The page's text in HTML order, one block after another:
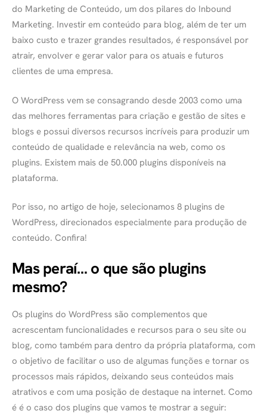
do Marketing de Conteúdo, um dos pilares do Inbound
Marketing. Investir em conteúdo para blog, além de ter um
baixo custo e trazer grandes resultados, é responsável por
atrair, envolver e gerar valor para os atuais e futuros
clientes de uma empresa.
O WordPress vem se consagrando desde 2003 como uma
das melhores ferramentas para criação e gestão de sites e
blogs e possui diversos recursos incríveis para produzir um
conteúdo de qualidade e relevância na web, como os
plugins. Existem mais de 50.000 plugins disponíveis na
plataforma.
Por isso, no artigo de hoje, selecionamos 8 plugins de
WordPress, direcionados especialmente para produção de
conteúdo. Confira!
Mas peraí… o que são plugins
mesmo?
Os plugins do WordPress são complementos que
acrescentam funcionalidades e recursos para o seu site ou
blog, como também para dentro da própria plataforma, com
o objetivo de facilitar o uso de algumas funções e tornar os
processos mais rápidos, deixando seus conteúdos mais
atrativos e com uma posição de destaque na internet. Como
é é o caso dos plugins que vamos te mostrar a seguir: